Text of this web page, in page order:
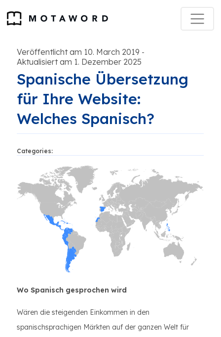
Veröffentlicht am 10. March 2019 -
Aktualisiert am 1. Dezember 2025
Spanische Übersetzung
für Ihre Website:
Welches Spanisch?
Categories:
Wo Spanisch gesprochen wird
Wären die steigenden Einkommen in den
spanischsprachigen Märkten auf der ganzen Welt für